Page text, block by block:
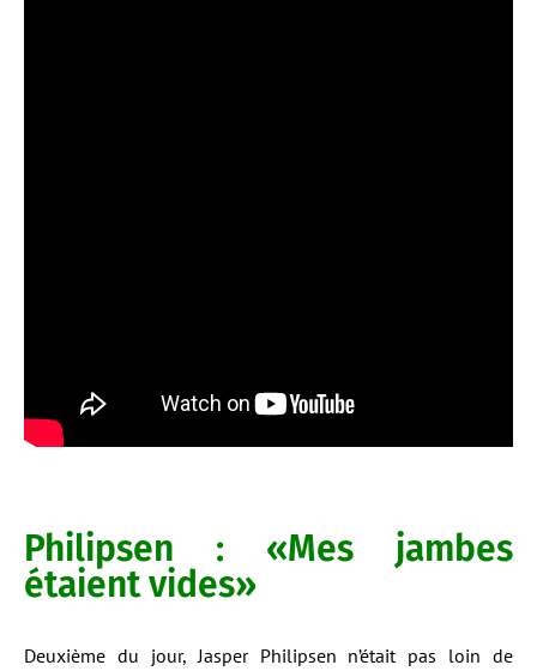
Philipsen : «Mes jambes
étaient vides»
Deuxième du jour, Jasper Philipsen n’était pas loin de